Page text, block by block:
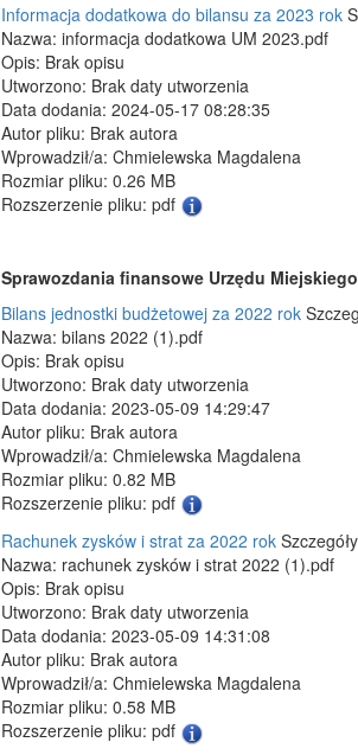
Informacja dodatkowa do bilansu za 2023 rok
Nazwa: informacja dodatkowa UM 2023.pdf
Opis: Brak opisu
Utworzono: Brak daty utworzenia
Data dodania: 2024-05-17 08:28:35
Autor pliku: Brak autora
Wprowadził/a: Chmielewska Magdalena
Rozmiar pliku: 0.26 MB
Rozszerzenie pliku: pdf
Sprawozdania finansowe Urzędu
Bilans jednostki budżetowej za 2022 rok
Nazwa: bilans 2022 (1).pdf
Opis: Brak opisu
Utworzono: Brak daty utworzenia
Data dodania: 2023-05-09 14:29:47
Autor pliku: Brak autora
Wprowadził/a: Chmielewska Magdalena
Rozmiar pliku: 0.82 MB
Rozszerzenie pliku: pdf
Rachunek zysków i strat za 2022 rok
Nazwa: rachunek zysków i strat 2022 (1).pdf
Opis: Brak opisu
Utworzono: Brak daty utworzenia
Data dodania: 2023-05-09 14:31:08
Autor pliku: Brak autora
Wprowadził/a: Chmielewska Magdalena
Rozmiar pliku: 0.58 MB
Rozszerzenie pliku: pdf